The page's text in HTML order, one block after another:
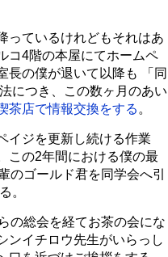
っているけれどもそれはあ
コ4階の本屋にてホームペ
長の僕が退いて以降も 「同
につき、この数ヶ月のあい
茶店で情報交換をする 。
イジを更新し続ける作業
この2年間における僕の最
のゴールド君を同学会へ引
。
の総会を経てお茶の会にな
ンイチロウ先生がいらっし